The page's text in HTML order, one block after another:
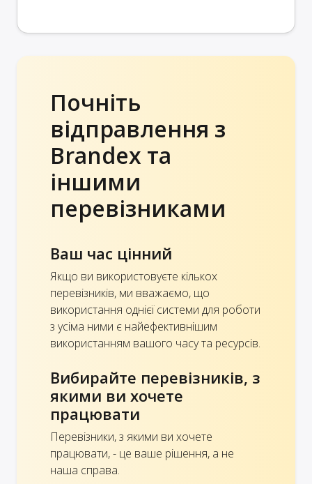
Почніть
відправлення з
Brandex та
іншими
перевізниками
Ваш час цінний
Якщо ви використовуєте кількох
перевізників, ми вважаємо, що
використання однієї системи для роботи
з усіма ними є найефективнішим
використанням вашого часу та ресурсів.
Вибирайте перевізників, з
якими ви хочете
працювати
Перевізники, з якими ви хочете
працювати, - це ваше рішення, а не
наша справа.